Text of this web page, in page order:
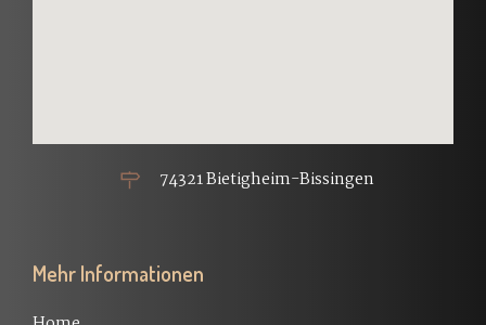
74321 Bietigheim-Bissingen
Mehr Informationen